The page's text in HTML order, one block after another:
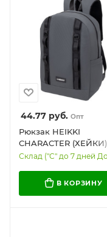
44.77 руб. Опт
Рюкзак HEIKKI
CHARACTER (ХЕЙКИ)
универсальный,
43х31х13 см, 273917
Склад ("С" до 7 дней
В КОРЗИНУ